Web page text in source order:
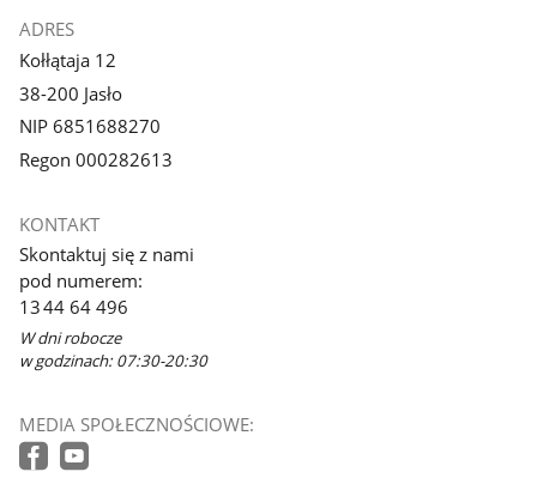
ADRES
Kołłątaja 12
38-200 Jasło
NIP 6851688270
Regon 000282613
KONTAKT
Skontaktuj się z nami
pod numerem:
13 44 64 496
W dni robocze
w godzinach: 07:30-20:30
MEDIA SPOŁECZNOŚCIOWE: